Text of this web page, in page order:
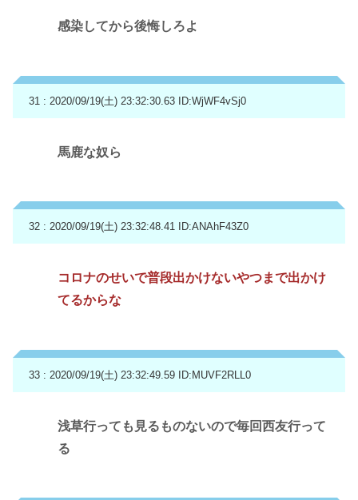
感染してから後悔しろよ
31 : 2020/09/19(土) 23:32:30.63 ID:WjWF4vSj0
馬鹿な奴ら
32 : 2020/09/19(土) 23:32:48.41 ID:ANAhF43Z0
コロナのせいで普段出かけないやつまで出かけ
てるからな
33 : 2020/09/19(土) 23:32:49.59 ID:MUVF2RLL0
浅草行っても見るものないので毎回西友行って
る